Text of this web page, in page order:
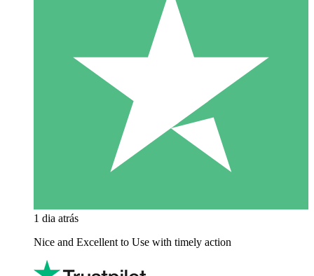
1 dia atrás
Nice and Excellent to Use with timely action